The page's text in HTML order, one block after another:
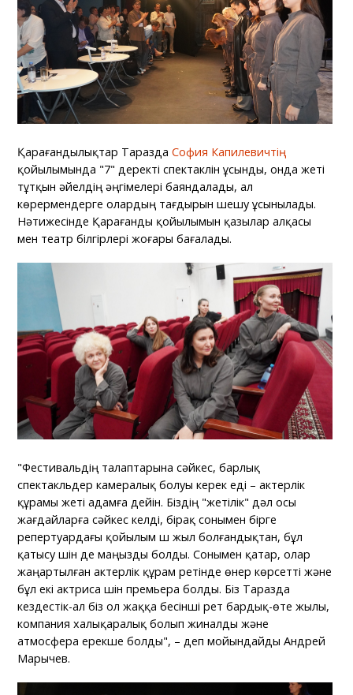
Қарағандылықтар ТараздаСофия Капилевичтің
қойылымында "7" деректі спектаклін ұсынды, онда жеті
тұтқын әйелдің әңгімелері баяндалады, ал
көрермендерге олардың тағдырын шешу ұсынылады.
Нәтижесінде Қарағанды қойылымын қазылар алқасы
мен театр білгірлері жоғары бағалады.
"Фестивальдің талаптарына сәйкес, барлық
спектакльдер камералық болуы керек еді – актерлік
құрамы жеті адамға дейін. Біздің "жетілік" дәл осы
жағдайларға сәйкес келді, бірақ сонымен бірге
репертуардағы қойылым үш жыл болғандықтан, бұл
қатысу үшін де маңызды болды. Сонымен қатар, олар
жаңартылған актерлік құрам ретінде өнер көрсетті және
бұл екі актриса үшін премьера болды. Біз Таразда
кездестік-ал біз ол жаққа бесінші рет бардық-өте жылы,
компания халықаралық болып жиналды және
атмосфера ерекше болды", – деп мойындайды Андрей
Марычев.